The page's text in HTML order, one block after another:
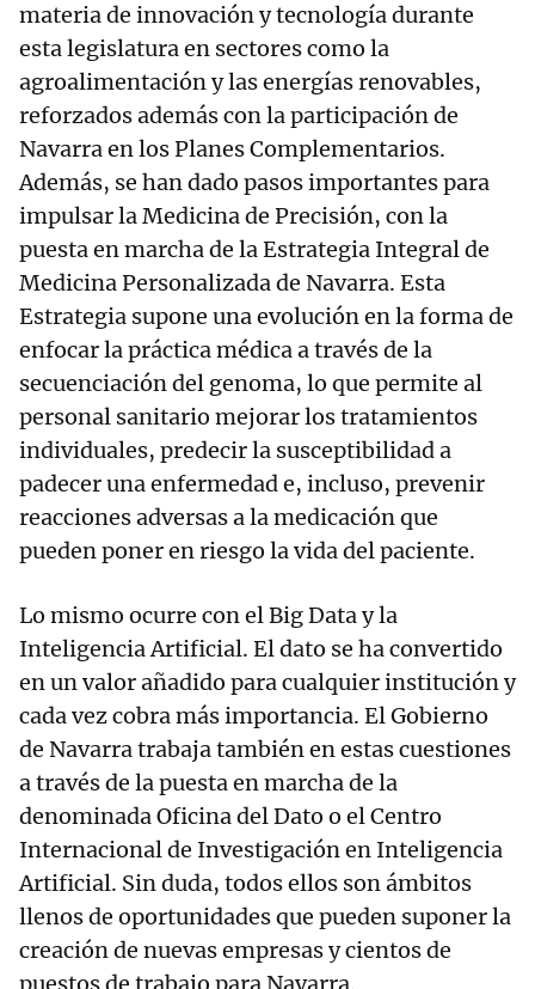
materia de innovación y tecnología durante
esta legislatura en sectores como la
agroalimentación y las energías renovables,
reforzados además con la participación de
Navarra en los Planes Complementarios.
Además, se han dado pasos importantes para
impulsar la Medicina de Precisión, con la
puesta en marcha de la Estrategia Integral de
Medicina Personalizada de Navarra. Esta
Estrategia supone una evolución en la forma de
enfocar la práctica médica a través de la
secuenciación del genoma, lo que permite al
personal sanitario mejorar los tratamientos
individuales, predecir la susceptibilidad a
padecer una enfermedad e, incluso, prevenir
reacciones adversas a la medicación que
pueden poner en riesgo la vida del paciente.
Lo mismo ocurre con el Big Data y la
Inteligencia Artificial. El dato se ha convertido
en un valor añadido para cualquier institución y
cada vez cobra más importancia. El Gobierno
de Navarra trabaja también en estas cuestiones
a través de la puesta en marcha de la
denominada Oficina del Dato o el Centro
Internacional de Investigación en Inteligencia
Artificial. Sin duda, todos ellos son ámbitos
llenos de oportunidades que pueden suponer la
creación de nuevas empresas y cientos de